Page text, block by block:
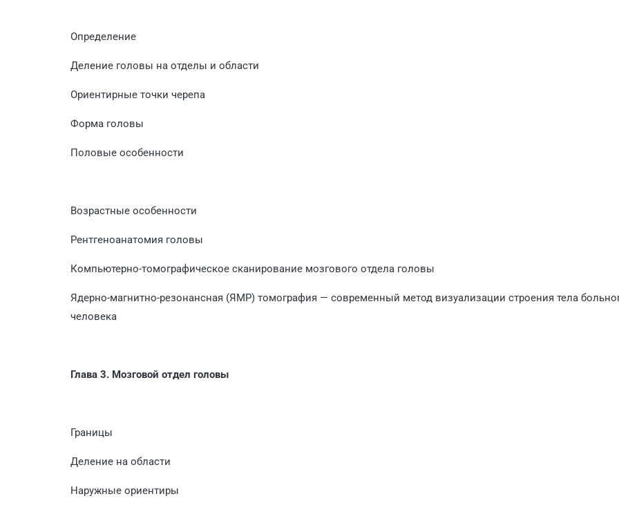
Определение
Деление головы на отделы и области
Ориентирные точки черепа
Форма головы
Половые особенности
Возрастные особенности
Рентгеноанатомия головы
Компьютерно-томографическое сканирование мозгового отдела головы
Ядерно-магнитно-резонансная (ЯМР) томография — современный метод визуализации строения тела
человека
Глава 3. Мозговой отдел головы
Границы
Деление на области
Наружные ориентиры